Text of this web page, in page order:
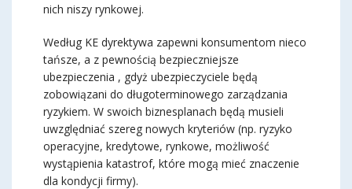
nich niszy rynkowej.
Według KE dyrektywa zapewni konsumentom nieco
tańsze, a z pewnością bezpieczniejsze
ubezpieczenia , gdyż ubezpieczyciele będą
zobowiązani do długoterminowego zarządzania
ryzykiem. W swoich biznesplanach będą musieli
uwzględniać szereg nowych kryteriów (np. ryzyko
operacyjne, kredytowe, rynkowe, możliwość
wystąpienia katastrof, które mogą mieć znaczenie
dla kondycji firmy).